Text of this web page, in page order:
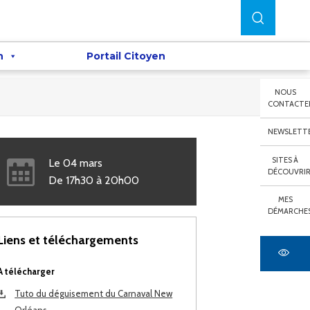
Portail Citoyen
NOUS
SITES À
MES
Le04 mars
De 17h30 à 20h00
et téléchargements
télécharger
Tuto du déguisement du Carnaval New